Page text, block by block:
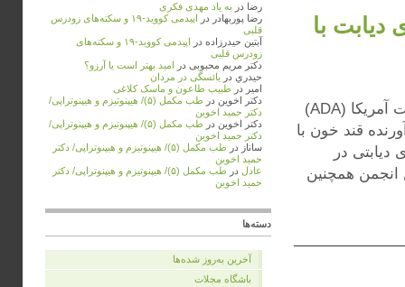
دیابت با
میریام ای. تاکر ترجمه: دکتر مسعود جوزی گایدلاین‌ سالانه انجمن دیابت آمریکا (ADA)
قند خون با
مراقبت‌های دیابتی در
همچنین
رضا در به ‌یاد مهدی فکری
رضا پوربهادر در
اپیدمی کووید-۱۹ و سکته‌های زودرس
قلبی
آبتین حیدرزاده در
اپیدمی کووید-۱۹ و سکته‌های
زودرس قلبی
دکتر مریم محبوبی در امید بهتر است یا آرزو؟
حيدري در یائسگی در مردان
امیر در طبیب طاعون و ماسک کلاغی
دکتر اخوین در
طب مکمل (۵)/ هیپنوتیزم و هیپنوتراپی/
دکتر حمید اخوین
دکتر اخوین در
طب مکمل (۵)/ هیپنوتیزم و هیپنوتراپی/
دکتر حمید اخوین
ساناز در
طب مکمل (۵)/ هیپنوتیزم و هیپنوتراپی/ دکتر
حمید اخوین
عادل در
طب مکمل (۵)/ هیپنوتیزم و هیپنوتراپی/ دکتر
حمید اخوین
دسته‌ها
آخرین به‌روز شده‌ها
باشگاه مجلات